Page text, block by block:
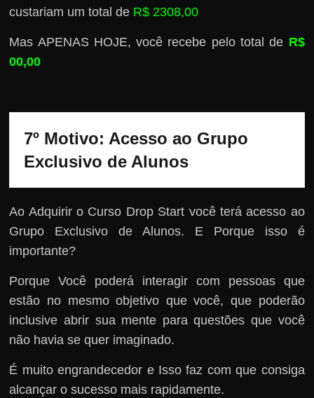
custariam um total de R$ 2308,00
Mas APENAS HOJE, você recebe pelo total de R$
00,00
7º Motivo: Acesso ao Grupo
Exclusivo de Alunos
Ao Adquirir o Curso Drop Start você terá acesso ao
Grupo Exclusivo de Alunos. E Porque isso é
importante?
Porque Você poderá interagir com pessoas que
estão no mesmo objetivo que você, que poderão
inclusive abrir sua mente para questões que você
não havia se quer imaginado.
É muito engrandecedor e Isso faz com que consiga
alcançar o sucesso mais rapidamente.